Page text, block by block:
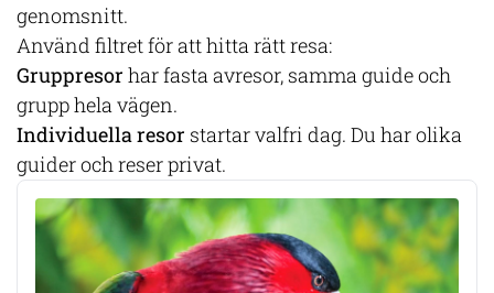
genomsnitt.
Använd filtret för att hitta rätt resa:
Gruppresor har fasta avresor, samma guide och
grupp hela vägen.
Individuella resor startar valfri dag. Du har olika
guider och reser privat.